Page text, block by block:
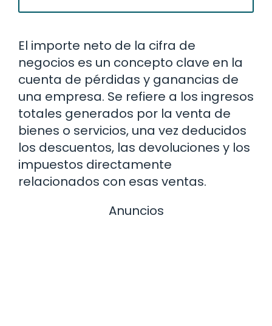
El importe neto de la cifra de
negocios es un concepto clave en la
cuenta de pérdidas y ganancias de
una empresa. Se refiere a los ingresos
totales generados por la venta de
bienes o servicios, una vez deducidos
los descuentos, las devoluciones y los
impuestos directamente
relacionados con esas ventas.
Anuncios